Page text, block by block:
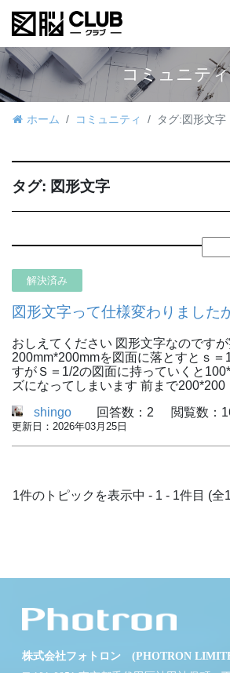
コミュニティ
ホーム コミュニティ タグ:図形文字
タグ: 図形文字
解決済み
図形文字って仕様変わりました
おしえてください 図形文字なのです
200mm*200mmを図面に落とすとｓ
すがＳ＝1/2の図面に持っていくと
ズになってしまいます 前まで
shingo
回答数：2 閲覧数：
更新日：2026年03月25日
1件のトピックを表示中 - 1 - 1件目 (全
株式会社フォトロン (PHOTRON